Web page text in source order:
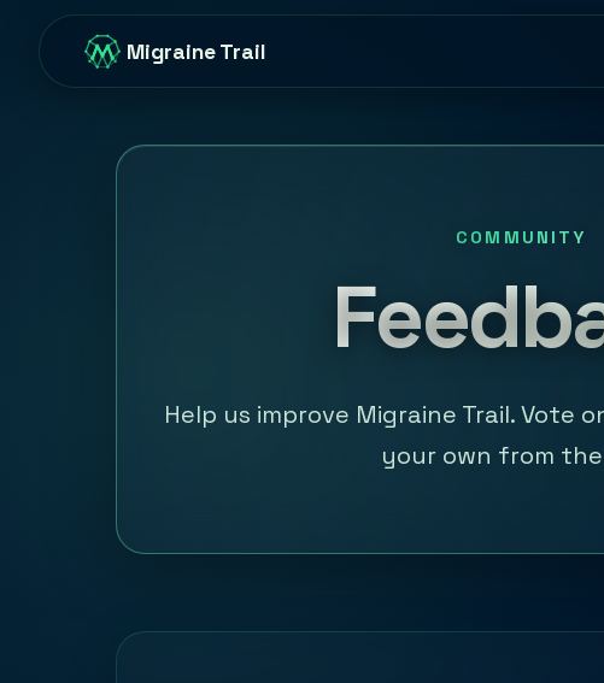
Migraine Trail
COMMUNITY
Help us improve Migraine Trail. Vote
your own from